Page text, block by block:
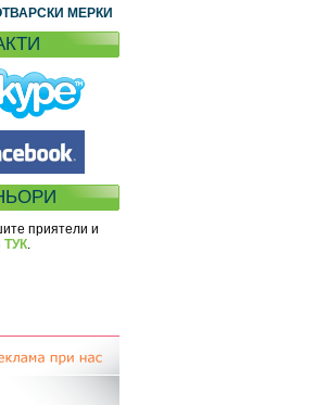
МЕРКИ
приятели и
ТУК.